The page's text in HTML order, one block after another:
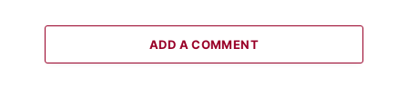
ADD A COMMENT